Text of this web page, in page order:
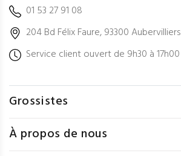
01 53 27 91 08
204 Bd Félix Faure, 93300 Aubervilliers
Service client ouvert de 9h30 à 17h00
Grossistes
À propos de nous